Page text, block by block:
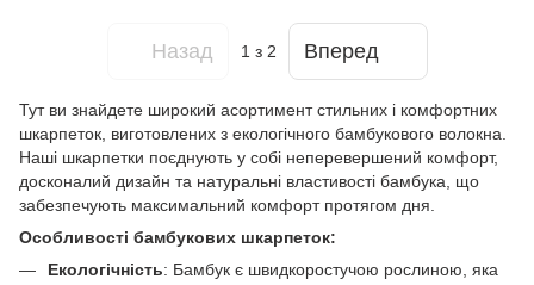
Назад 1 з 2 Вперед
Тут ви знайдете широкий асортимент стильних і комфортних
шкарпеток, виготовлених з екологічного бамбукового волокна.
Наші шкарпетки поєднують у собі неперевершений комфорт,
досконалий дизайн та натуральні властивості бамбука, що
забезпечують максимальний комфорт протягом дня.
Особливості бамбукових шкарпеток:
Екологічність: Бамбук є швидкоростучою рослиною, яка